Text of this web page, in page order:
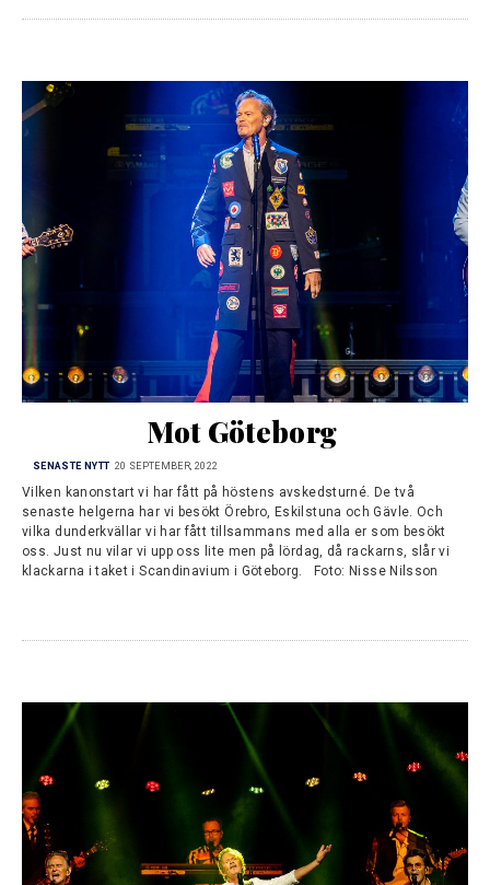
Mot Göteborg
SENASTE NYTT 20 SEPTEMBER, 2022
Vilken kanonstart vi har fått på höstens avskedsturné. De två
senaste helgerna har vi besökt Örebro, Eskilstuna och Gävle. Och
vilka dunderkvällar vi har fått tillsammans med alla er som besökt
oss. Just nu vilar vi upp oss lite men på lördag, då rackarns, slår vi
klackarna i taket i Scandinavium i Göteborg. Foto: Nisse Nilsson